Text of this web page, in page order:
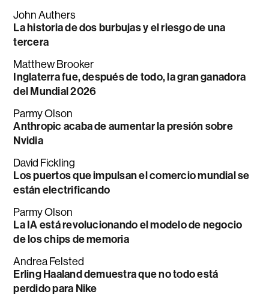
John Authers
La historia de dos burbujas y el riesgo de una
tercera
Matthew Brooker
Inglaterra fue, después de todo, la gran ganadora
del Mundial 2026
Parmy Olson
Anthropic acaba de aumentar la presión sobre
Nvidia
David Fickling
Los puertos que impulsan el comercio mundial se
están electrificando
Parmy Olson
La IA está revolucionando el modelo de negocio
de los chips de memoria
Andrea Felsted
Erling Haaland demuestra que no todo está
perdido para Nike